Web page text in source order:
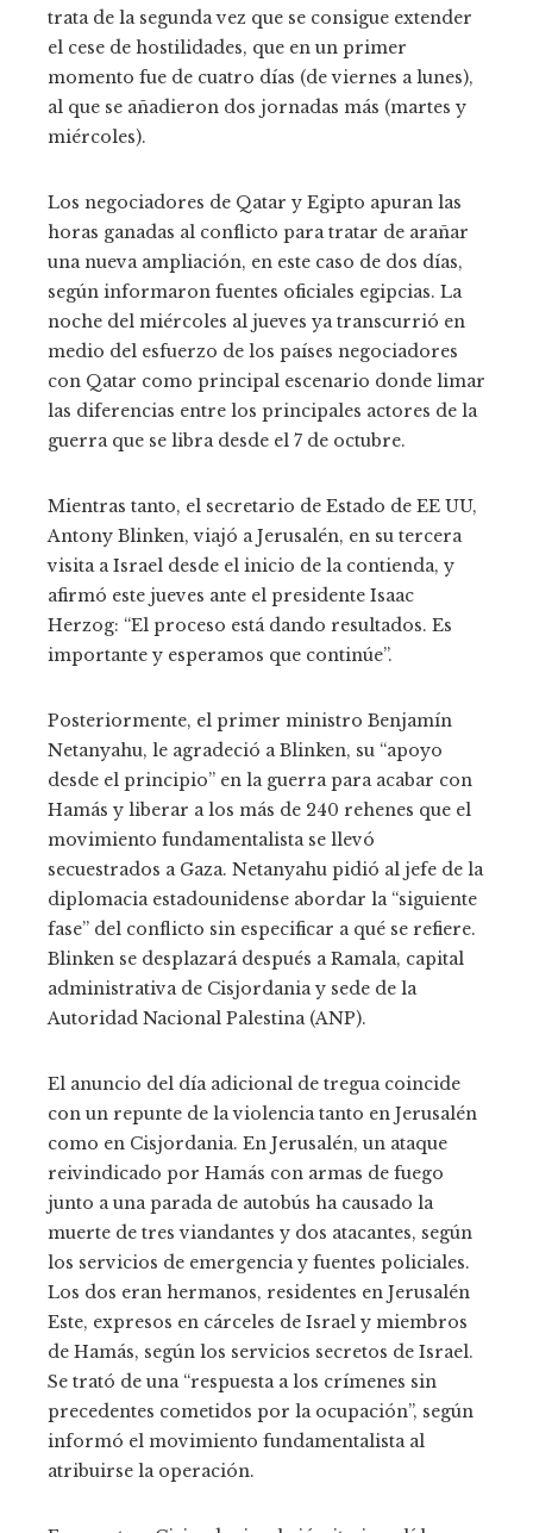
trata de la segunda vez que se consigue extender
el cese de hostilidades, que en un primer
momento fue de cuatro días (de viernes a lunes),
al que se añadieron dos jornadas más (martes y
miércoles).
Los negociadores de Qatar y Egipto apuran las
horas ganadas al conflicto para tratar de arañar
una nueva ampliación, en este caso de dos días,
según informaron fuentes oficiales egipcias. La
noche del miércoles al jueves ya transcurrió en
medio del esfuerzo de los países negociadores
con Qatar como principal escenario donde limar
las diferencias entre los principales actores de la
guerra que se libra desde el 7 de octubre.
Mientras tanto, el secretario de Estado de EE UU,
Antony Blinken, viajó a Jerusalén, en su tercera
visita a Israel desde el inicio de la contienda, y
afirmó este jueves ante el presidente Isaac
Herzog: “El proceso está dando resultados. Es
importante y esperamos que continúe”.
Posteriormente, el primer ministro Benjamín
Netanyahu, le agradeció a Blinken, su “apoyo
desde el principio” en la guerra para acabar con
Hamás y liberar a los más de 240 rehenes que el
movimiento fundamentalista se llevó
secuestrados a Gaza. Netanyahu pidió al jefe de la
diplomacia estadounidense abordar la “siguiente
fase” del conflicto sin especificar a qué se refiere.
Blinken se desplazará después a Ramala, capital
administrativa de Cisjordania y sede de la
Autoridad Nacional Palestina (ANP).
El anuncio del día adicional de tregua coincide
con un repunte de la violencia tanto en Jerusalén
como en Cisjordania. En Jerusalén, un ataque
reivindicado por Hamás con armas de fuego
junto a una parada de autobús ha causado la
muerte de tres viandantes y dos atacantes, según
los servicios de emergencia y fuentes policiales.
Los dos eran hermanos, residentes en Jerusalén
Este, expresos en cárceles de Israel y miembros
de Hamás, según los servicios secretos de Israel.
Se trató de una “respuesta a los crímenes sin
precedentes cometidos por la ocupación”, según
informó el movimiento fundamentalista al
atribuirse la operación.